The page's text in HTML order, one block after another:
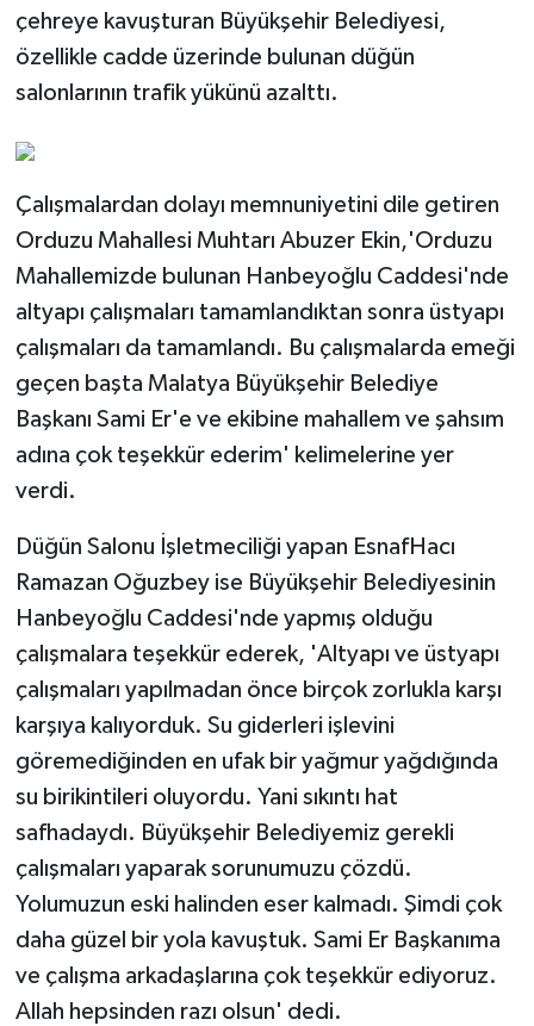
çehreye kavuşturan Büyükşehir Belediyesi,
özellikle cadde üzerinde bulunan düğün
salonlarının trafik yükünü azalttı.
Çalışmalardan dolayı memnuniyetini dile getiren
Orduzu Mahallesi Muhtarı Abuzer Ekin,'Orduzu
Mahallemizde bulunan Hanbeyoğlu Caddesi'nde
altyapı çalışmaları tamamlandıktan sonra üstyapı
çalışmaları da tamamlandı. Bu çalışmalarda emeği
geçen başta Malatya Büyükşehir Belediye
Başkanı Sami Er'e ve ekibine mahallem ve şahsım
adına çok teşekkür ederim' kelimelerine yer
verdi.
Düğün Salonu İşletmeciliği yapan EsnafHacı
Ramazan Oğuzbey ise Büyükşehir Belediyesinin
Hanbeyoğlu Caddesi'nde yapmış olduğu
çalışmalara teşekkür ederek, 'Altyapı ve üstyapı
çalışmaları yapılmadan önce birçok zorlukla karşı
karşıya kalıyorduk. Su giderleri işlevini
göremediğinden en ufak bir yağmur yağdığında
su birikintileri oluyordu. Yani sıkıntı hat
safhadaydı. Büyükşehir Belediyemiz gerekli
çalışmaları yaparak sorunumuzu çözdü.
Yolumuzun eski halinden eser kalmadı. Şimdi çok
daha güzel bir yola kavuştuk. Sami Er Başkanıma
ve çalışma arkadaşlarına çok teşekkür ediyoruz.
Allah hepsinden razı olsun' dedi.